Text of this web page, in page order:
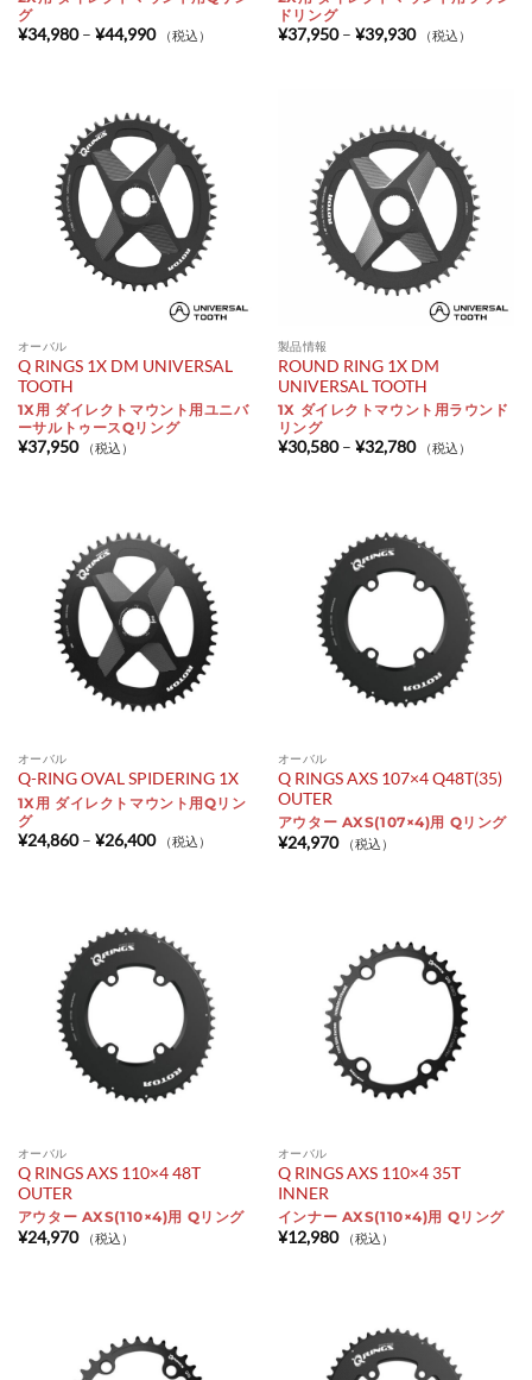
グ
¥34,980 – ¥44,990価
格
（税込）
ドリング
¥37,950 – ¥39,930価
格
（税込）
オーバル
Q RINGS 1X DM UNIVERSAL
TOOTH
1X用 ダイレクトマウント用ユニバ
ーサルトゥースQリング
¥37,950 （税込）
製品情報
ROUND RING 1X DM
UNIVERSAL TOOTH
1X ダイレクトマウント用ラウンド
リング
¥30,580 – ¥32,780価
格
（税込）
オーバル
Q-RING OVAL SPIDERING 1X
1X用 ダイレクトマウント用Qリン
グ
¥24,860 – ¥26,400価
格
（税込）
オーバル
Q RINGS AXS 107×4 Q48T(35)
OUTER
アウター AXS(107×4)用 Qリング
¥24,970 （税込）
オーバル
Q RINGS AXS 110×4 48T
OUTER
アウター AXS(110×4)用 Qリング
¥24,970 （税込）
オーバル
Q RINGS AXS 110×4 35T
INNER
インナー AXS(110×4)用 Qリング
¥12,980 （税込）